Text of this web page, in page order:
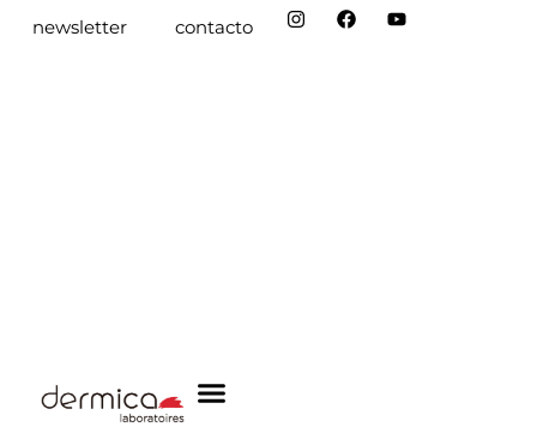
newsletter contacto